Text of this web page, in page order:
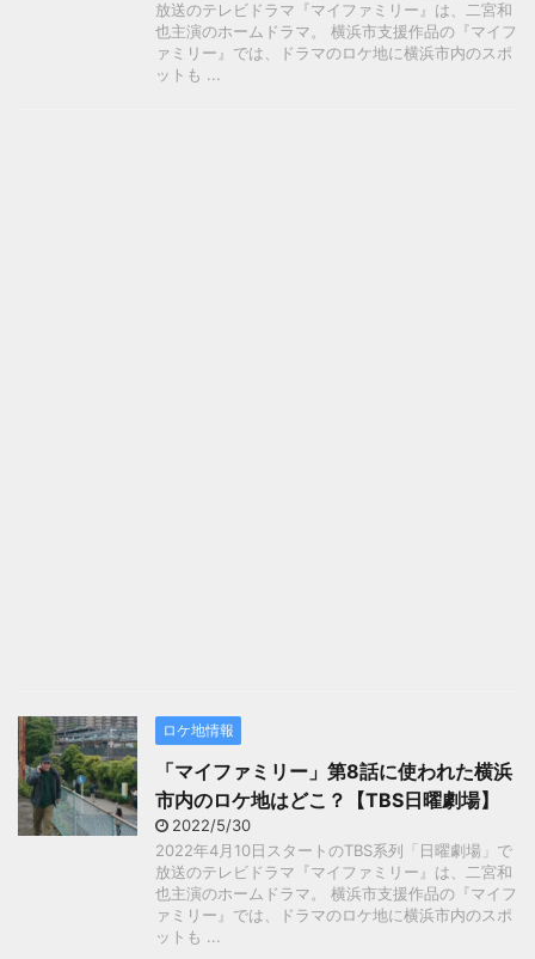
放送のテレビドラマ『マイファミリー』は、二宮和
也主演のホームドラマ。 横浜市支援作品の『マイフ
ァミリー』では、ドラマのロケ地に横浜市内のスポ
ットも ...
ロケ地情報
「マイファミリー」第8話に使われた横浜
市内のロケ地はどこ？【TBS日曜劇場】
2022/5/30
2022年4月10日スタートのTBS系列「日曜劇場」で
放送のテレビドラマ『マイファミリー』は、二宮和
也主演のホームドラマ。 横浜市支援作品の『マイフ
ァミリー』では、ドラマのロケ地に横浜市内のスポ
ットも ...